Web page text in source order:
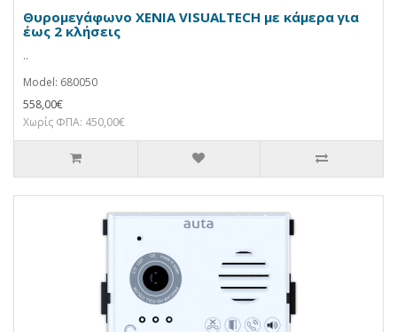
Θυρομεγάφωνο XENIA VISUALTECH με κάμερα για
έως 2 κλήσεις
..
Model: 680050
558,00€
Χωρίς ΦΠΑ: 450,00€